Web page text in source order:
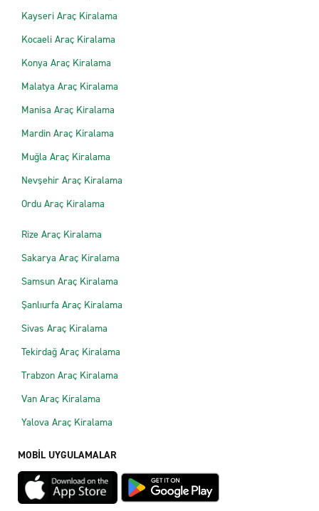
Kayseri Araç Kiralama
Kocaeli Araç Kiralama
Konya Araç Kiralama
Malatya Araç Kiralama
Manisa Araç Kiralama
Mardin Araç Kiralama
Muğla Araç Kiralama
Nevşehir Araç Kiralama
Ordu Araç Kiralama
Rize Araç Kiralama
Sakarya Araç Kiralama
Samsun Araç Kiralama
Şanlıurfa Araç Kiralama
Sivas Araç Kiralama
Tekirdağ Araç Kiralama
Trabzon Araç Kiralama
Van Araç Kiralama
Yalova Araç Kiralama
MOBİL UYGULAMALAR